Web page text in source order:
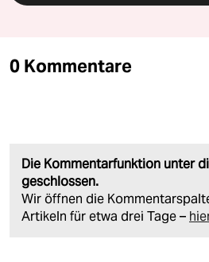
0 Kommentare
Die Kommentarfunktion unter
geschlossen.
Wir öffnen die
Artikeln für etwa drei Tage –